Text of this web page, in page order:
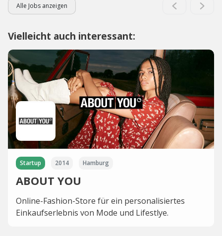
Alle Jobs anzeigen
Vielleicht auch interessant:
Startup 2014 Hamburg
ABOUT YOU
Online-Fashion-Store für ein personalisiertes
Einkaufserlebnis von Mode und Lifestlye.